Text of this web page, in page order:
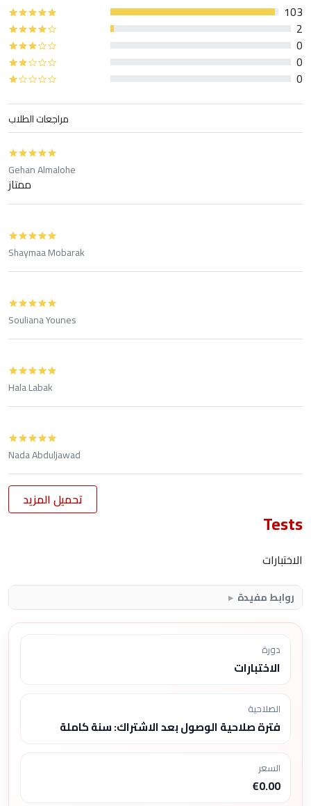
Tests
الاختبارات
روابط مفيدة
دورة
الاختبارات
الصلاحية
فترة صلاحية الوصول بعد الاشتراك: سنة كاملة
السعر
€0.00
103
2
0
0
0
مراجعات الطلاب
Gehan Almalohe
ممتاز
Shaymaa Mobarak
Souliana Younes
Hala Labak
Nada Abduljawad
تحميل المزيد